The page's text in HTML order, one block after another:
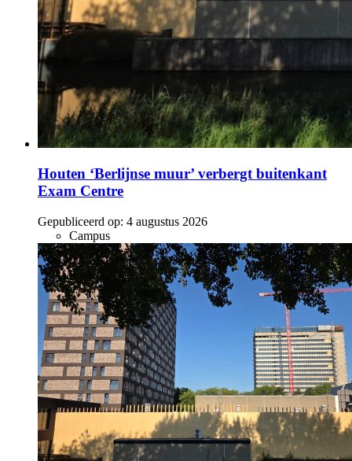
Houten ‘Berlijnse muur’ verbergt buitenkant
Exam Centre
Gepubliceerd op: 4 augustus 2026
Campus